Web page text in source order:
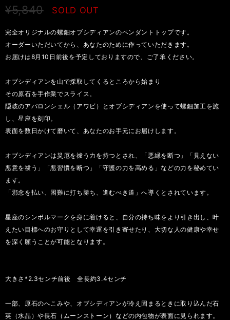
¥5,840 SOLD OUT
完全オリジナルの螺鈿オブシディアンのペンダントトップです。
オーダーいただいてから、あなたのために作っていただきます。
お届けは8月10日前後を予定しておりますので、ご了承ください。
オブシディアンを山で採取してくるところから始まり
その原石を手作業でスライス。
隠岐のアバロンシェル（アワビ）とオブシディアンを使って螺鈿加工を施
し、星座を刻印。
表面を数日かけて磨いて、あなたのお手元にお届けします。
オブシディアンは災厄を祓う力を持つとされ、「悪縁を断つ」「見えない
悪意を祓う」「悪習慣を断つ」「守護の力を高める」などの力を秘めてい
ます。
「邪念を払い、困難に打ち勝ち、進むべき道」へ導くとされています。
星座のシンボルマークを身に着けると、自分の持ち味をより引き出し、叶
えたい目標へのお守りとして幸運を引き寄せたり、大切な人の健康や幸せ
を深く願うことが可能となります。
大きさ*2.3センチ前後 全長約3.4センチ
一部、原石のへこみや、オブシディアンが冷え固まるときに取り込んだ石
英（水晶）や長石（ムーンストーン）などの内包物が表面に見られます。